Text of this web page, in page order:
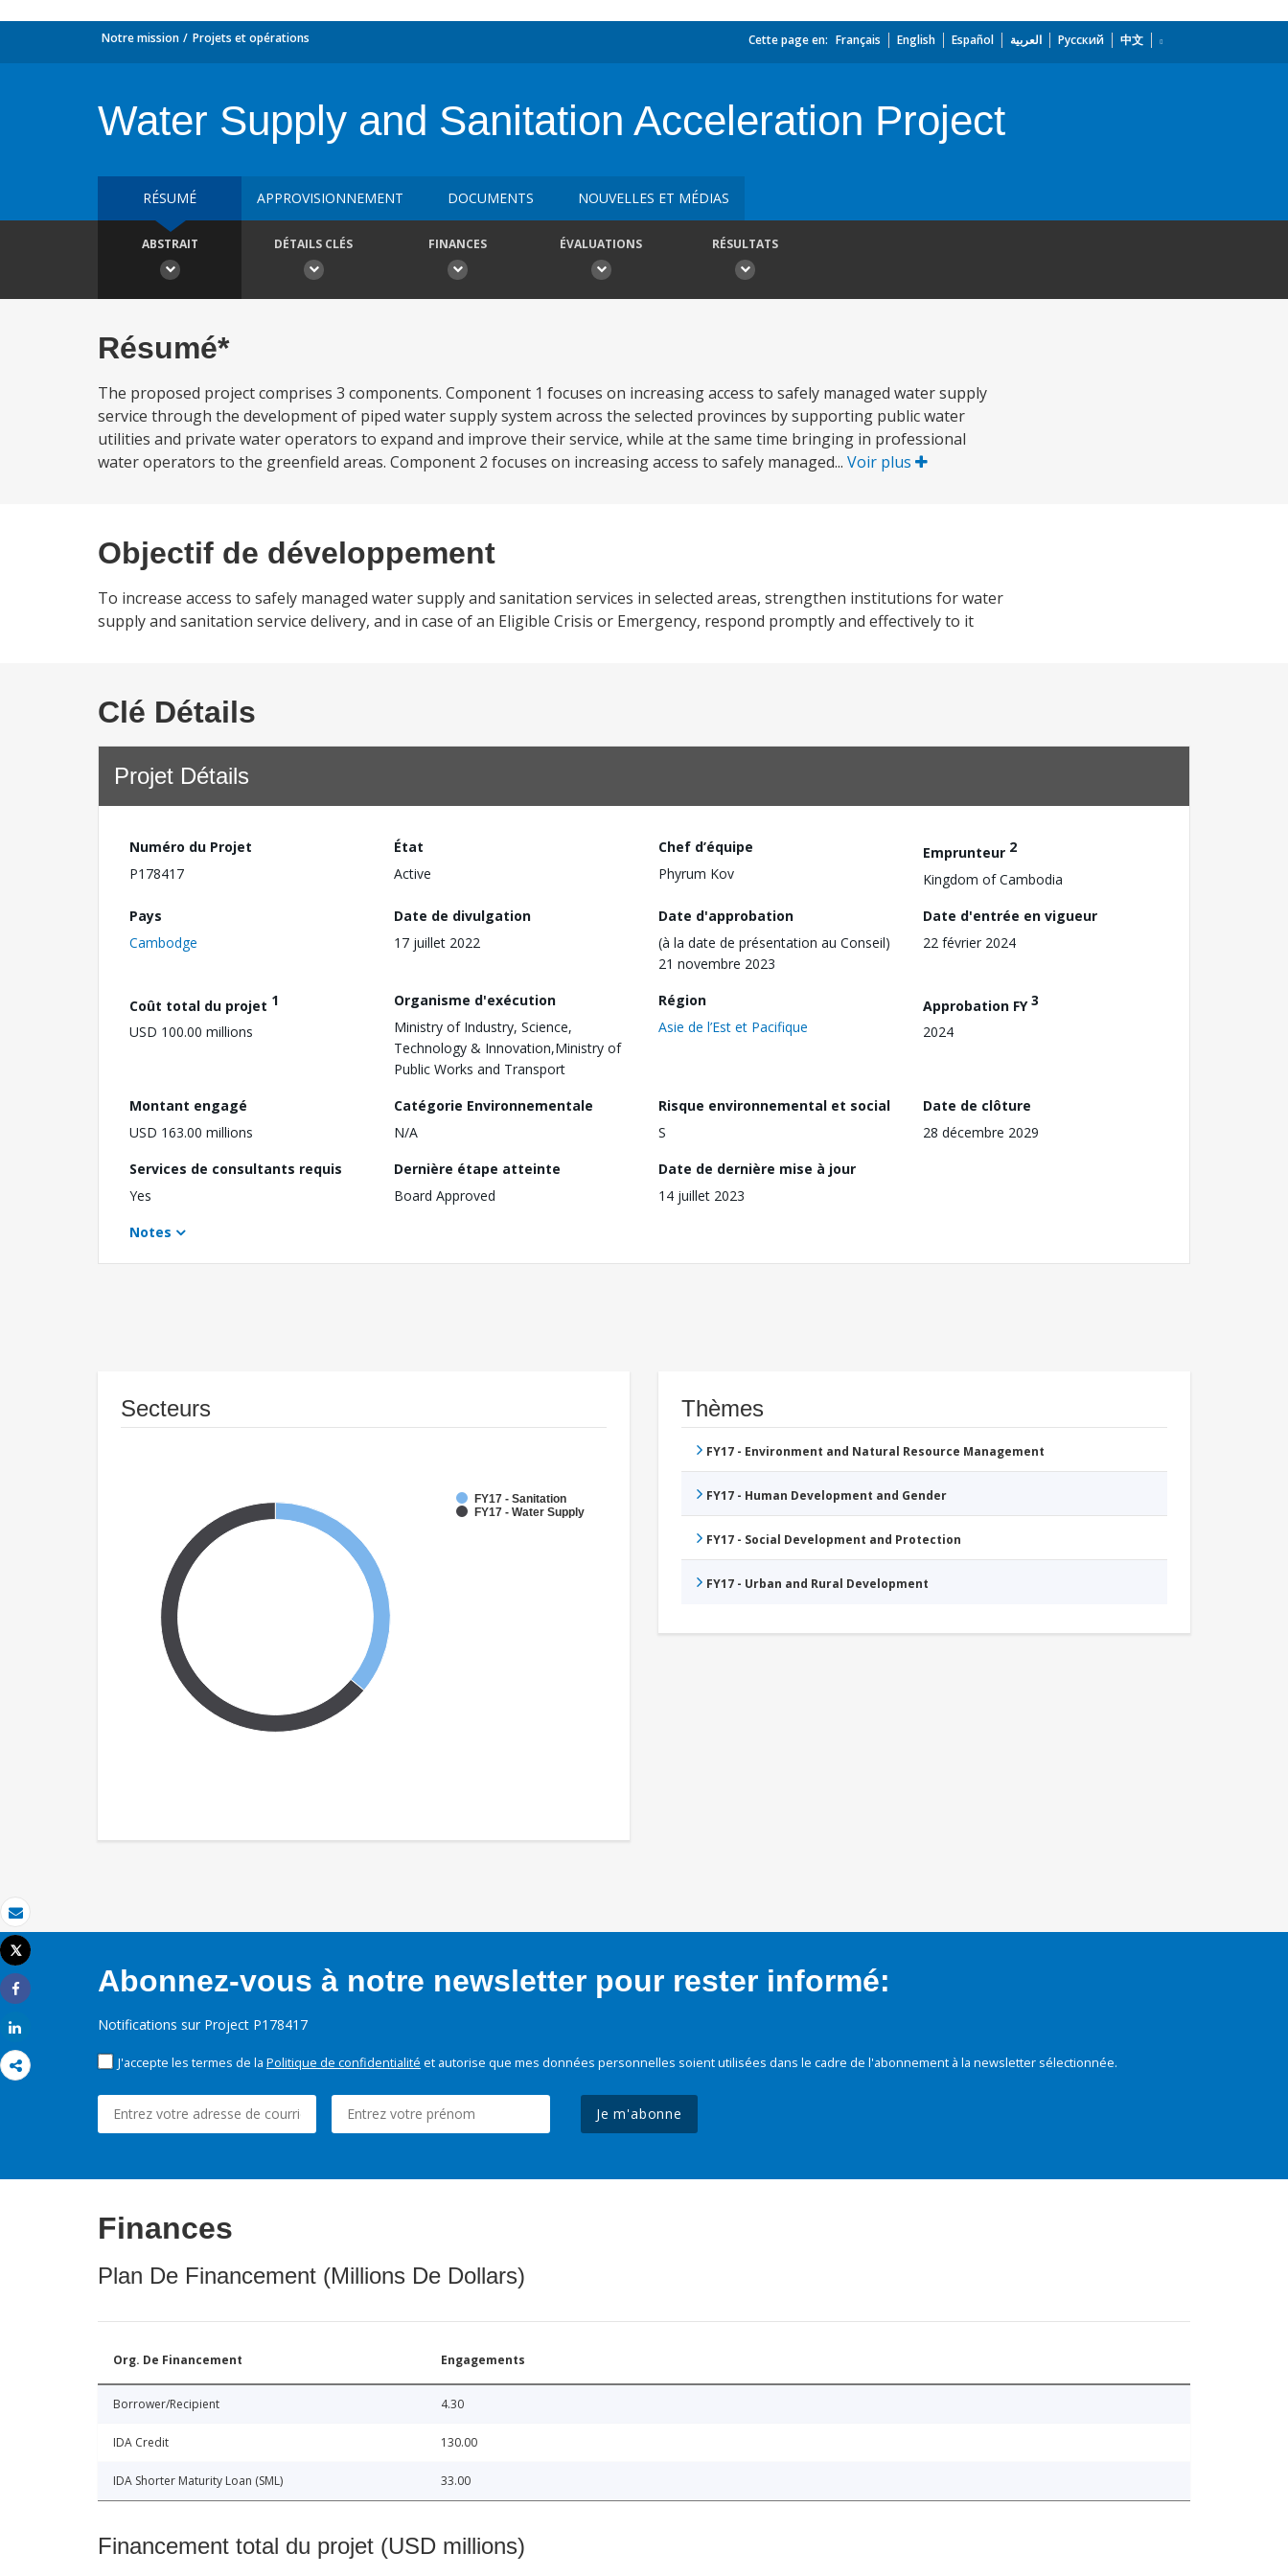
Email
Imprimer
Tweet
Share
Notre mission Projets et opérations Cette page en: Français English Español العربية Русский 中文
Water Supply and Sanitation Acceleration Project
RÉSUMÉ APPROVISIONNEMENT DOCUMENTS NOUVELLES ET MÉDIAS
ABSTRAIT DÉTAILS CLÉS FINANCES ÉVALUATIONS RÉSULTATS
Résumé*
The proposed project comprises 3 components. Component 1 focuses on increasing access to safely managed water supply
service through the development of piped water supply system across the selected provinces by supporting public water
utilities and private water operators to expand and improve their service, while at the same time bringing in professional
water operators to the greenfield areas. Component 2 focuses on increasing access to safely managed... Voir plus
Objectif de développement
To increase access to safely managed water supply and sanitation services in selected areas, strengthen institutions for water
supply and sanitation service delivery, and in case of an Eligible Crisis or Emergency, respond promptly and effectively to it
Clé Détails
Projet Détails
Numéro du Projet
P178417
État
Active
Chef d’équipe
Phyrum Kov
Emprunteur 2
Kingdom of Cambodia
Pays
Cambodge
Date de divulgation
17 juillet 2022
Date d'approbation
(à la date de présentation au Conseil)
21 novembre 2023
Date d'entrée en vigueur
22 février 2024
Coût total du projet 1
USD 100.00 millions
Organisme d'exécution
Ministry of Industry, Science,
Technology & Innovation,Ministry of
Public Works and Transport
Région
Asie de l’Est et Pacifique
Approbation FY3
2024
Montant engagé
USD 163.00 millions
Catégorie Environnementale
N/A
Risque environnemental et social
S
Date de clôture
28 décembre 2029
Services de consultants requis
Yes
Dernière étape atteinte
Board Approved
Date de dernière mise à jour
14 juillet 2023
Notes
Secteurs
FY17 - Sanitation
FY17 - Water Supply
Thèmes
FY17 - Environment and Natural Resource Management
FY17 - Human Development and Gender
FY17 - Social Development and Protection
FY17 - Urban and Rural Development
Abonnez-vous à notre newsletter pour rester informé:
Notifications sur Project P178417
J'accepte les termes de la Politique de confidentialité et autorise que mes données personnelles soient utilisées dans le cadre de l'abonnement à la newsletter sélectionnée.
Je m'abonne
Finances
Plan De Financement (Millions De Dollars)
Org. De Financement Engagements
Borrower/Recipient 4.30
IDA Credit 130.00
IDA Shorter Maturity Loan (SML) 33.00
Financement total du projet (USD millions)